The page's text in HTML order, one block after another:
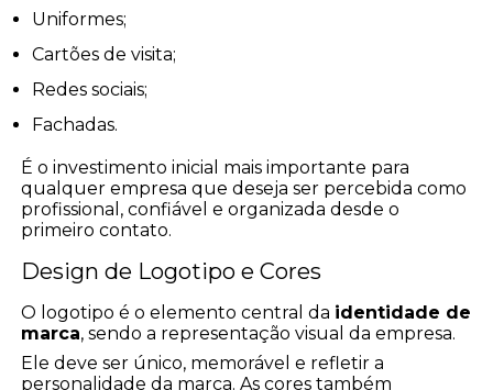
Uniformes;
Cartões de visita;
Redes sociais;
Fachadas.
É o investimento inicial mais importante para
qualquer empresa que deseja ser percebida como
profissional, confiável e organizada desde o
primeiro contato.
Design de Logotipo e Cores
O logotipo é o elemento central da identidade de
marca, sendo a representação visual da empresa.
Ele deve ser único, memorável e refletir a
personalidade da marca. As cores também